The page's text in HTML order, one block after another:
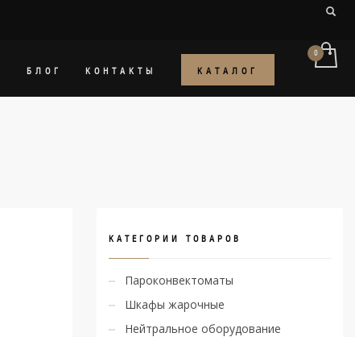
БЛОГ КОНТАКТЫ КАТАЛОГ
КАТЕГОРИИ ТОВАРОВ
Пароконвектоматы
Шкафы жарочные
Нейтральное оборудование